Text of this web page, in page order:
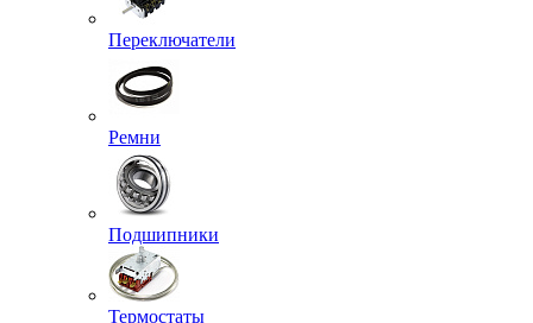
Переключатели
Ремни
Подшипники
Термостаты